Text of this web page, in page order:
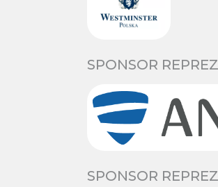
SPONSOR
SPONSOR